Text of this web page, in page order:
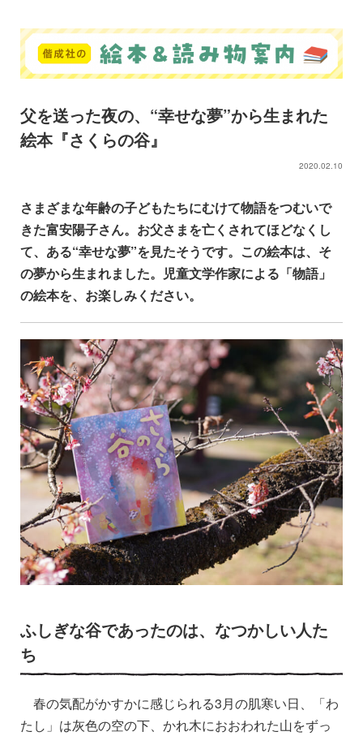
父を送った夜の、“幸せな夢”から生まれた
絵本『さくらの谷』
2020.02.10
さまざまな年齢の子どもたちにむけて物語をつむいで
きた富安陽子さん。お父さまを亡くされてほどなくし
て、ある“幸せな夢”を見たそうです。この絵本は、そ
の夢から生まれました。児童文学作家による「物語」
の絵本を、お楽しみください。
ふしぎな谷であったのは、なつかしい人た
ち
春の気配がかすかに感じられる3月の肌寒い日、「わ
たし」は灰色の空の下、かれ木におおわれた山をずっ